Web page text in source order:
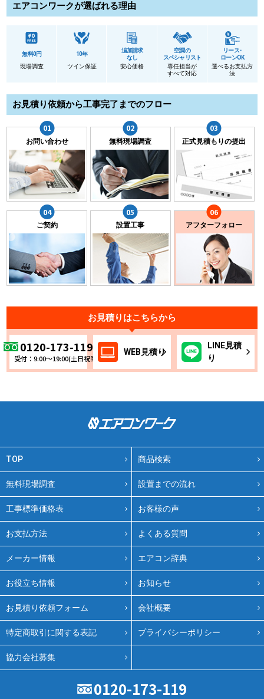
エアコンワークが選ばれる理由
無料0円
現場調査
10年
ツイン保証
追加請求
なし
安心価格
空調の
スペシャリスト
専任担当が
すべて対応
リース･
ローンOK
選べるお支払方
法
お見積り依頼から工事完了までのフロー
お問い合わせ 無料現場調査 正式見積もりの提出
ご契約 設置工事 アフターフォロー
お見積りはこちらから
0120-173-119
受付：9:00～19:00(土日祝除く)
WEB 見積り
LINE見積
り
TOP 商品検索
無料現場調査 設置までの流れ
工事標準価格表 お客様の声
お支払方法 よくある質問
メーカー情報 エアコン辞典
お役立ち情報 お知らせ
お見積り依頼フォーム 会社概要
特定商取引に関する表記 プライバシーポリシー
協力会社募集
0120-173-119